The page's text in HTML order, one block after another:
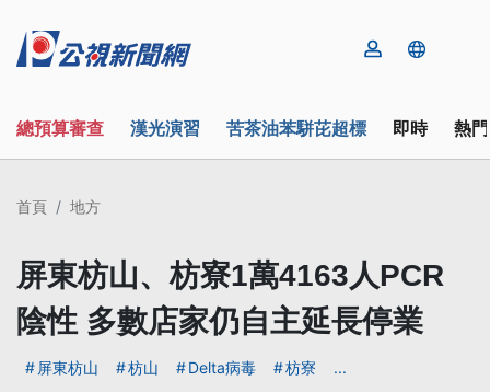
總預算審查 漢光演習 苦茶油苯駢芘超標 即時 熱
首頁 地方
屏東枋山、枋寮1萬4163人PCR
陰性 多數店家仍自主延長停業
屏東枋山 枋山 Delta病毒 枋寮 ...